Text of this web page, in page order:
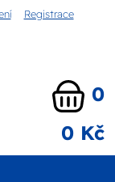
Registrace
0
0 Kč